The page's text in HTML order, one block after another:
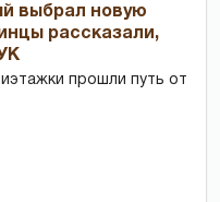
выбрал новую
рассказали,
прошли путь от